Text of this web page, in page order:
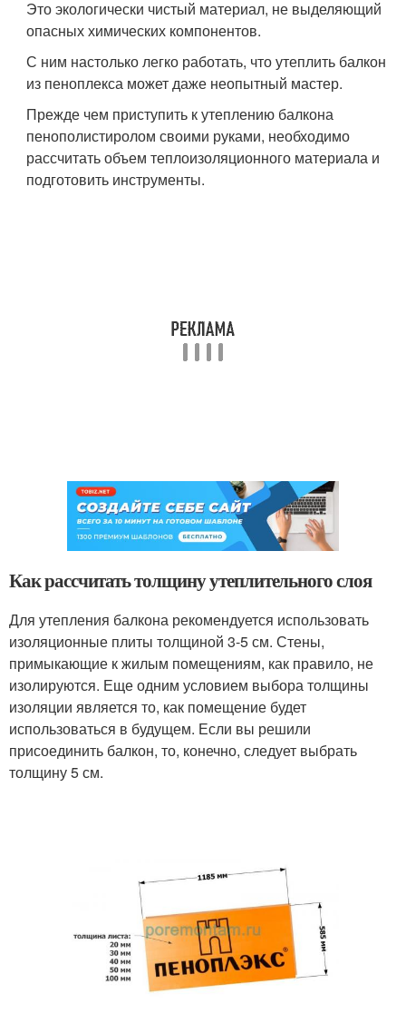
Это экологически чистый материал, не выделяющий
опасных химических компонентов.
С ним настолько легко работать, что утеплить балкон
из пеноплекса может даже неопытный мастер.
Прежде чем приступить к утеплению балкона
пенополистиролом своими руками, необходимо
рассчитать объем теплоизоляционного материала и
подготовить инструменты.
Как рассчитать толщину утеплительного слоя
Для утепления балкона рекомендуется использовать
изоляционные плиты толщиной 3-5 см. Стены,
примыкающие к жилым помещениям, как правило, не
изолируются. Еще одним условием выбора толщины
изоляции является то, как помещение будет
использоваться в будущем. Если вы решили
присоединить балкон, то, конечно, следует выбрать
толщину 5 см.